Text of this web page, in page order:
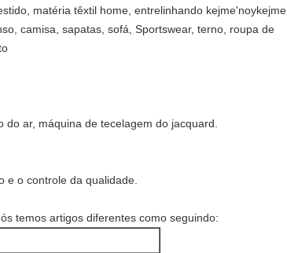
matéria têxtil home, entrelinhando kejme'noykejme,
camisa, sapatas, sofá, Sportswear, terno, roupa de
ar, máquina de tecelagem do jacquard.
e o controle da qualidade.
temos artigos diferentes como seguindo: